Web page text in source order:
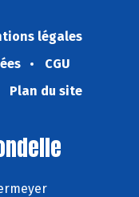
légales
CGU
Plan du site